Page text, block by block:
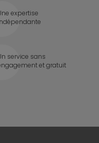
expertise
service sans
et gratuit